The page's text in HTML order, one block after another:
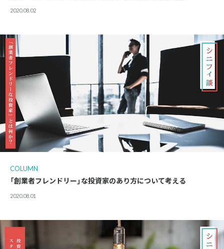
2020.08.02
COLUMN
「創業者フレンドリー」な投資家のあり方について考える
2020.08.01